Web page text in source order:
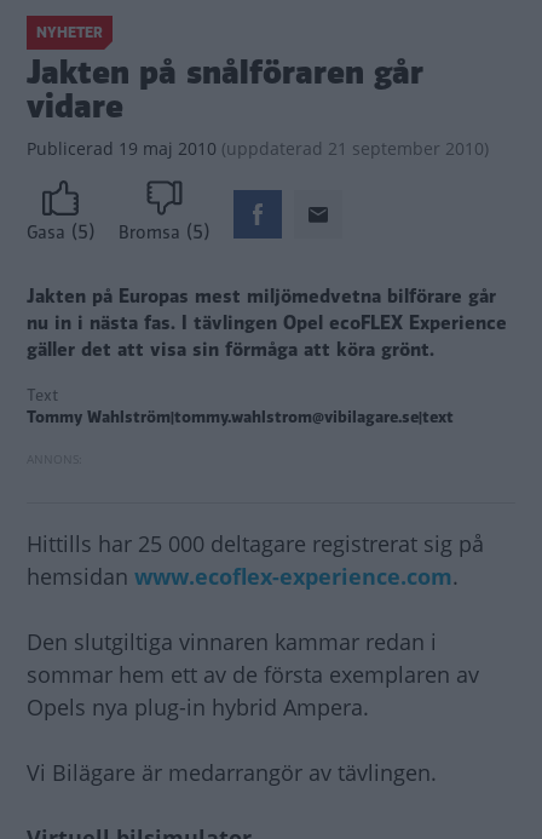
NYHETER
Jakten på snålföraren går
vidare
Publicerad 19 maj 2010 (uppdaterad 21 september 2010)
Gasa (5) Bromsa (5)
Jakten på Europas mest miljömedvetna bilförare går
nu in i nästa fas. I tävlingen Opel ecoFLEX Experience
gäller det att visa sin förmåga att köra grönt.
Text
Tommy Wahlström|tommy.wahlstrom@vibilagare.se|text
Hittills har 25 000 deltagare registrerat sig på
hemsidan www.ecoflex-experience.com.
Den slutgiltiga vinnaren kammar redan i
sommar hem ett av de första exemplaren av
Opels nya plug-in hybrid Ampera.
Vi Bilägare är medarrangör av tävlingen.